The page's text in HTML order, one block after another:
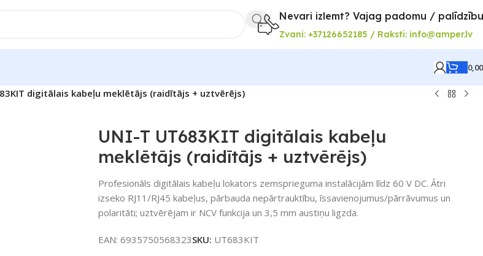
Nevari izlemt? Vajag padomu /
Zvani: +37126652185 / Raksti: info@amper.lv
digitālais kabeļu meklētājs (raidītājs + uztvērējs)
UNI-T UT683KIT digitālais kabeļu
meklētājs (raidītājs + uztvērējs)
Profesionāls digitālais kabeļu lokators zemsprieguma instalācijām līdz 60 V DC. Ātri
izseko RJ11/RJ45 kabeļus, pārbauda nepārtrauktību, īssavienojumus/pārrāvumus un
polaritāti; uztvērējam ir NCV funkcija un 3,5 mm austiņu ligzda.
EAN: 6935750568323SKU: UT683KIT